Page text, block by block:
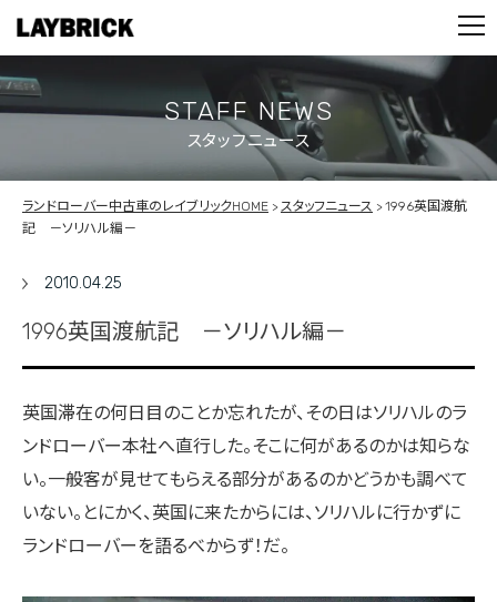
PARTS
CONTACT
PRIVACY POLICY
STAFF NEWS
スタッフニュース
ランドローバー中古車のレイブリックHOME スタッフニュース
1996英国渡航
記 －ソリハル編－
2010.04.25
1996英国渡航記 －ソリハル編－
英国滞在の何日目のことか忘れたが、その日はソリハルのラ
ンドローバー本社へ直行した。そこに何があるのかは知らな
い。一般客が見せてもらえる部分があるのかどうかも調べて
いない。とにかく、英国に来たからには、ソリハルに行かずに
ランドローバーを語るべからず！だ。